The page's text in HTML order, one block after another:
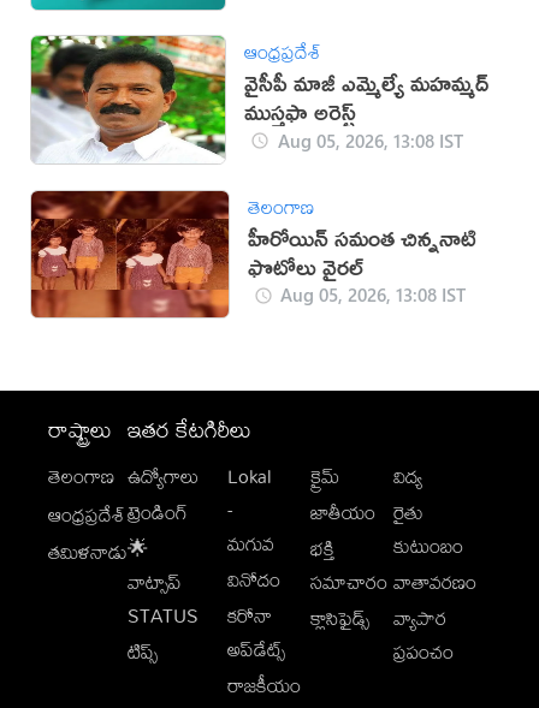
ఆంధ్రప్రదేశ్
వైసీపీ మాజీ ఎమ్మెల్యే మ‌హమ్మ‌ద్
ముస్త‌ఫా అరెస్ట్
Aug 05, 2026, 13:08 IST
తెలంగాణ
హీరోయిన్ సమంత చిన్ననాటి
ఫొటోలు వైరల్
Aug 05, 2026, 13:08 IST
రాష్ట్రాలు
తెలంగాణ
ఆంధ్రప్రదేశ్
తమిళనాడు
ఇతర కేటగిరీలు
ఉద్యోగాలు
ట్రెండింగ్
🌟
వాట్సాప్
STATUS
టిప్స్
Lokal
-
మగువ
వినోదం
కరోనా
అప్‌డేట్స్
రాజకీయం
క్రైమ్
జాతీయం
భక్తి
సమాచారం
క్లాసిఫైడ్స్
విద్య
రైతు
కుటుంబం
వాతావరణం
వ్యాపార
ప్రపంచం